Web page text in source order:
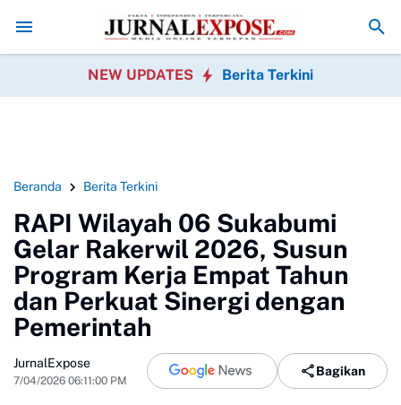
Pegawai Kecamatan Caringin Gelar Khitanan Massal Gratis
NEW UPDATES Berita Terkini
Beranda Berita Terkini
RAPI Wilayah 06 Sukabumi
Gelar Rakerwil 2026, Susun
Program Kerja Empat Tahun
dan Perkuat Sinergi dengan
Pemerintah
JurnalExpose
7/04/2026 06:11:00 PM
Bagikan